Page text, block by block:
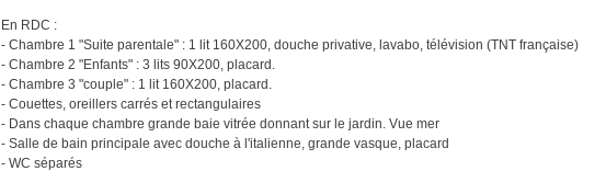
En RDC :
- Chambre 1 "Suite parentale" : 1 lit 160X200, douche privative, lavabo, télévision (TNT française)
- Chambre 2 "Enfants" : 3 lits 90X200, placard.
- Chambre 3 "couple" : 1 lit 160X200, placard.
- Couettes, oreillers carrés et rectangulaires
- Dans chaque chambre grande baie vitrée donnant sur le jardin. Vue mer
- Salle de bain principale avec douche à l'italienne, grande vasque, placard
- WC séparés